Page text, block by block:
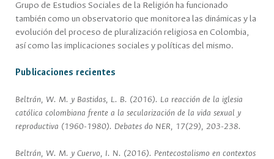
Grupo de Estudios Sociales de la Religión ha funcionado
también como un observatorio que monitorea las dinámicas y la
evolución del proceso de pluralización religiosa en Colombia,
así como las implicaciones sociales y políticas del mismo.
Publicaciones recientes
Beltrán, W. M. y Bastidas, L. B. (2016). La reacción de la iglesia
católica colombiana frente a la secularización de la vida sexual y
reproductiva (1960-1980). Debates do NER, 17(29), 203-238.
Beltrán, W. M. y Cuervo, I. N. (2016). Pentecostalismo en contextos